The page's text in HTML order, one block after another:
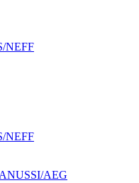
NEFF
NEFF
AEG